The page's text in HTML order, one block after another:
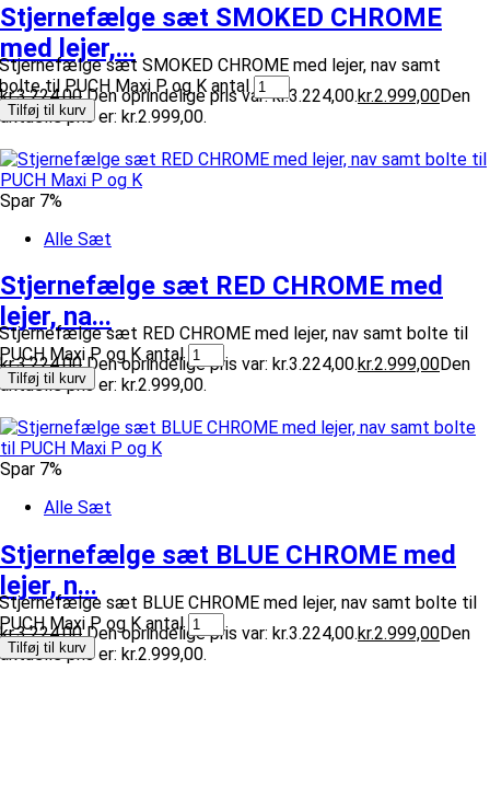
Stjernefælge sæt SMOKED CHROME
med lejer,...
kr.3.224,00 Den oprindelige pris var: kr.3.224,00.kr.2.999,00Den
aktuelle pris er: kr.2.999,00.
Stjernefælge sæt SMOKED CHROME med lejer, nav samt
bolte til PUCH Maxi P og K antal
Tilføj til kurv
Spar 7%
Alle Sæt
Stjernefælge sæt RED CHROME med
lejer, na...
kr.3.224,00 Den oprindelige pris var: kr.3.224,00.kr.2.999,00Den
aktuelle pris er: kr.2.999,00.
Stjernefælge sæt RED CHROME med lejer, nav samt bolte til
PUCH Maxi P og K antal
Tilføj til kurv
Spar 7%
Alle Sæt
Stjernefælge sæt BLUE CHROME med
lejer, n...
kr.3.224,00 Den oprindelige pris var: kr.3.224,00.kr.2.999,00Den
aktuelle pris er: kr.2.999,00.
Stjernefælge sæt BLUE CHROME med lejer, nav samt bolte til
PUCH Maxi P og K antal
Tilføj til kurv